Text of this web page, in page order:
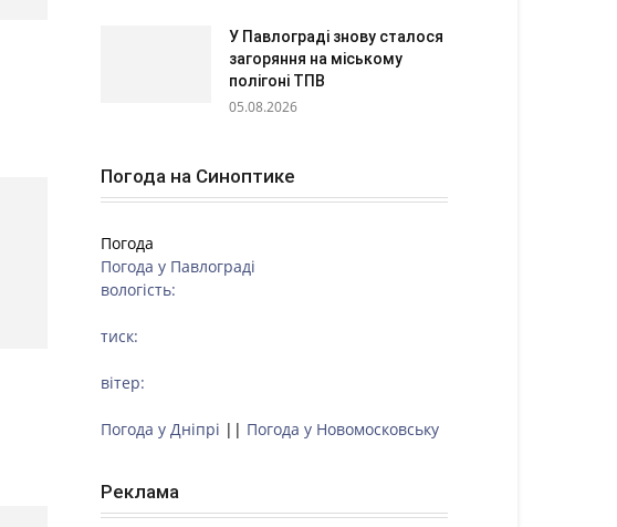
У Павлограді знову сталося
загоряння на міському
полігоні ТПВ
05.08.2026
Погода на Синоптике
Погода
Погода у Павлограді
вологість:
тиск:
вітер:
Погода у Дніпрі || Погода у Новомосковську
Реклама